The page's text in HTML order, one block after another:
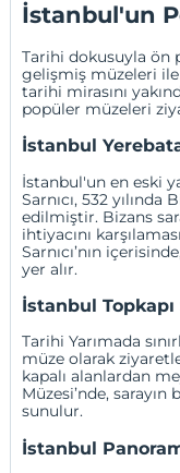
İstanbul'un
Tarihi dokusuyla ön
gelişmiş müzeleri
tarihi mirasını
popüler müzeleri
İstanbul
İstanbul'un en eski
Sarnıcı, 532
edilmiştir. Bizans
ihtiyacını
Sarnıcı’nın
yer alır.
İstanbul Topkapı
Tarihi Yarımada
müze olarak
kapalı alanlardan
Müzesi’nde,
sunulur.
İstanbul